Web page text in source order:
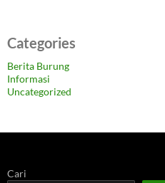
Categories
Berita Burung
Informasi
Uncategorized
Cari